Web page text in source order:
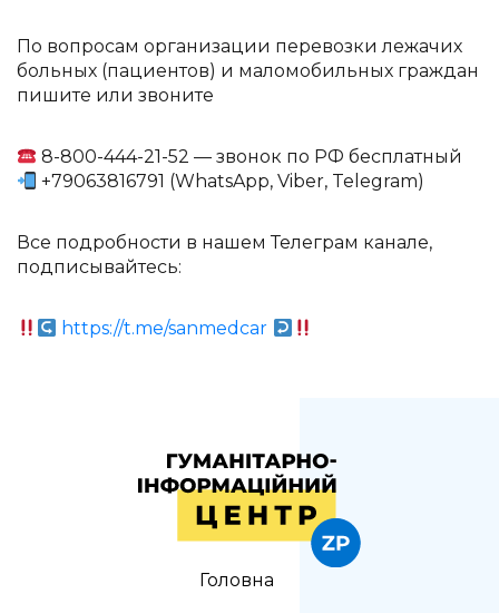
По вопросам организации перевозки лежачих
больных (пациентов) и маломобильных граждан
пишите или звоните
8-800-444-21-52 — звонок по РФ бесплатный
+79063816791 (WhatsApp, Viber, Telegram)
Все подробности в нашем Телеграм канале,
подписывайтесь:
https://t.me/sanmedcar
Головна